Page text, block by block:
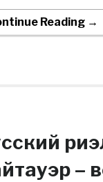
Reading →
–